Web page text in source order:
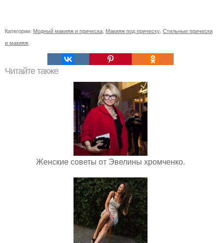
Категории: Модный макияж и прическа Макияж под прическу Стильные прически
и макияж
Читайте также
Женские советы от Эвелины хромченко.